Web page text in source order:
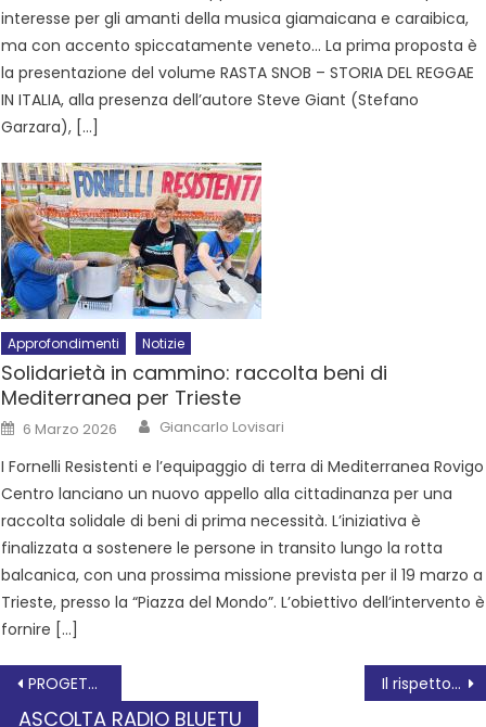
interesse per gli amanti della musica giamaicana e caraibica,
ma con accento spiccatamente veneto… La prima proposta è
la presentazione del volume RASTA SNOB – STORIA DEL REGGAE
IN ITALIA, alla presenza dell’autore Steve Giant (Stefano
Garzara), […]
Approfondimenti Notizie
Solidarietà in cammino: raccolta beni di
Mediterranea per Trieste
6 Marzo 2026 Giancarlo Lovisari
I Fornelli Resistenti e l’equipaggio di terra di Mediterranea Rovigo
Centro lanciano un nuovo appello alla cittadinanza per una
raccolta solidale di beni di prima necessità. L’iniziativa è
finalizzata a sostenere le persone in transito lungo la rotta
balcanica, con una prossima missione prevista per il 19 marzo a
Trieste, presso la “Piazza del Mondo”. L’obiettivo dell’intervento è
fornire […]
PROGETTO di VALORIZZAZIONE del PARCO LANGER Il rispetto della memoria per superare le contrapposizioni
ASCOLTA RADIO BLUETU